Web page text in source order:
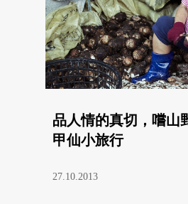
品人情的真切，嚐山
甲仙小旅行
27.10.2013